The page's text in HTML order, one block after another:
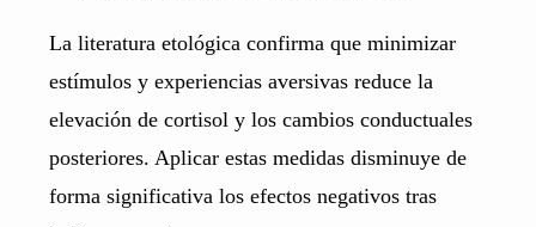
La literatura etológica confirma que minimizar
estímulos y experiencias aversivas reduce la
elevación de cortisol y los cambios conductuales
posteriores. Aplicar estas medidas disminuye de
forma significativa los efectos negativos tras